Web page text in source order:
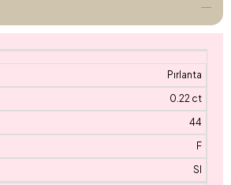
Pırlanta
0.22 ct
44
F
SI